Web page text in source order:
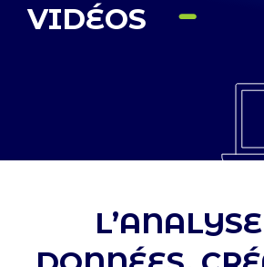
VIDÉOS